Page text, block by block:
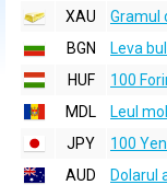
XAU
Gramul
BGN
Leva
HUF
100
MDL
Leul
JPY
100
AUD
Dolarul